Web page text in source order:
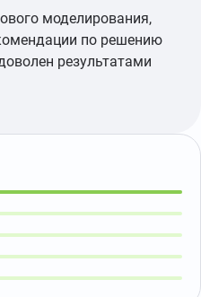
моделирования,
по решению
результатами